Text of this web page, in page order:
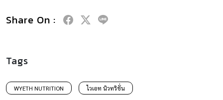
Share On :
Tags
WYETH NUTRITION ไวเอท นิวทริชั่น